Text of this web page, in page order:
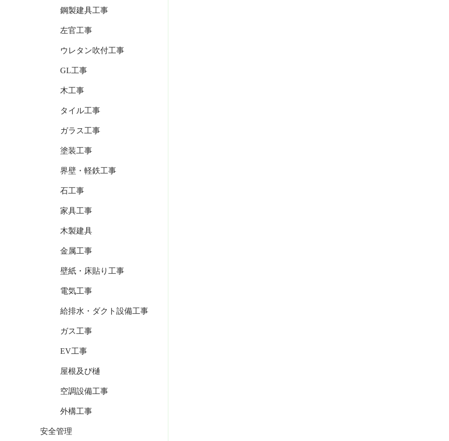
鋼製建具工事
左官工事
ウレタン吹付工事
GL工事
木工事
タイル工事
ガラス工事
塗装工事
界壁・軽鉄工事
石工事
家具工事
木製建具
金属工事
壁紙・床貼り工事
電気工事
給排水・ダクト設備工事
ガス工事
EV工事
屋根及び樋
空調設備工事
外構工事
安全管理